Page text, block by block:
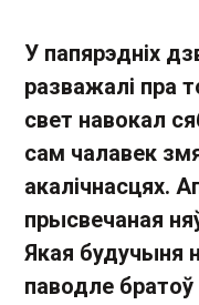
У папярэдніх
разважалі пра
свет навокал
сам чалавек
акалічнасцях.
прысвечаная
Якая будучыня
паводле братоў